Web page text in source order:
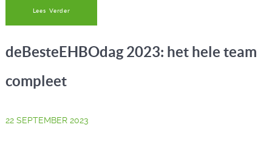
Lees Verder
deBesteEHBOdag 2023: het hele team
compleet
22 SEPTEMBER 2023